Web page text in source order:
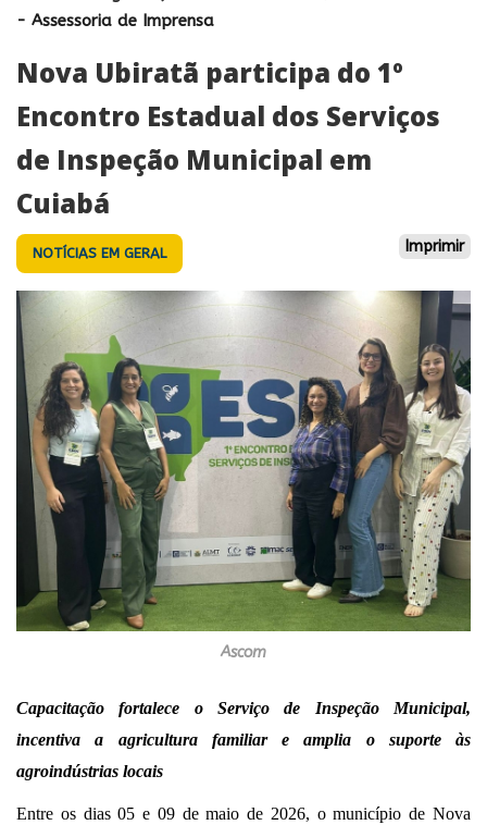
- Assessoria de Imprensa
Nova Ubiratã participa do 1º
Encontro Estadual dos Serviços
de Inspeção Municipal em
Cuiabá
NOTÍCIAS EM GERAL Imprimir
Ascom
Capacitação fortalece o Serviço de Inspeção Municipal,
incentiva a agricultura familiar e amplia o suporte às
agroindústrias locais
Entre os dias 05 e 09 de maio de 2026, o município de Nova